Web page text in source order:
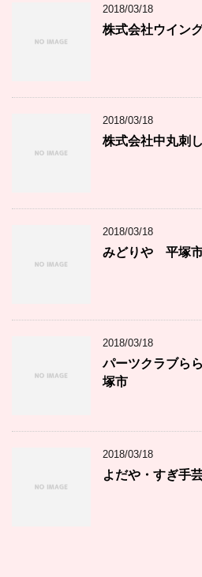
2018/03/18
株式会社ウイン
2018/03/18
株式会社中丸刺
2018/03/18
みどりや 平塚
2018/03/18
パーツクラブら
塚市
2018/03/18
よだや・すぎ手